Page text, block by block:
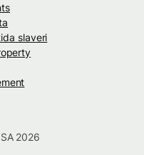
slaveri
2026